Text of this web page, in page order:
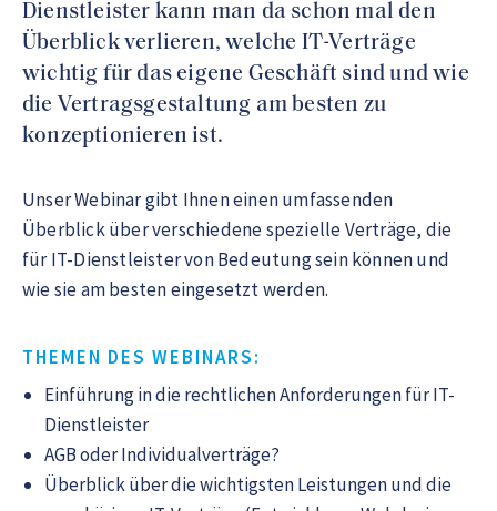
Dienstleister kann man da schon mal den
Überblick verlieren, welche IT-Verträge
wichtig für das eigene Geschäft sind und wie
die Vertragsgestaltung am besten zu
konzeptionieren ist.
Unser Webinar gibt Ihnen einen umfassenden
Überblick über verschiedene spezielle Verträge, die
für IT-Dienstleister von Bedeutung sein können und
wie sie am besten eingesetzt werden.
THEMEN DES WEBINARS:
Einführung in die rechtlichen Anforderungen für IT-
Dienstleister
AGB oder Individualverträge?
Überblick über die wichtigsten Leistungen und die